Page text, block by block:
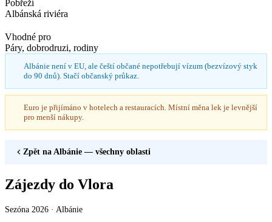
Pobřeží
Albánská riviéra
Vhodné pro
Páry, dobrodruzi, rodiny
Albánie není v EU, ale čeští občané nepotřebují vízum (bezvízový styk
do 90 dnů). Stačí občanský průkaz.
Euro je přijímáno v hotelech a restauracích. Místní měna lek je levnější
pro menší nákupy.
Zpět na Albánie — všechny oblasti
Zájezdy do Vlora
Sezóna 2026 · Albánie